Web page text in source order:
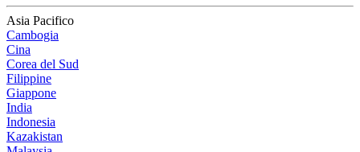
Asia Pacifico
Cambogia
Cina
Corea del Sud
Filippine
Giappone
India
Indonesia
Kazakistan